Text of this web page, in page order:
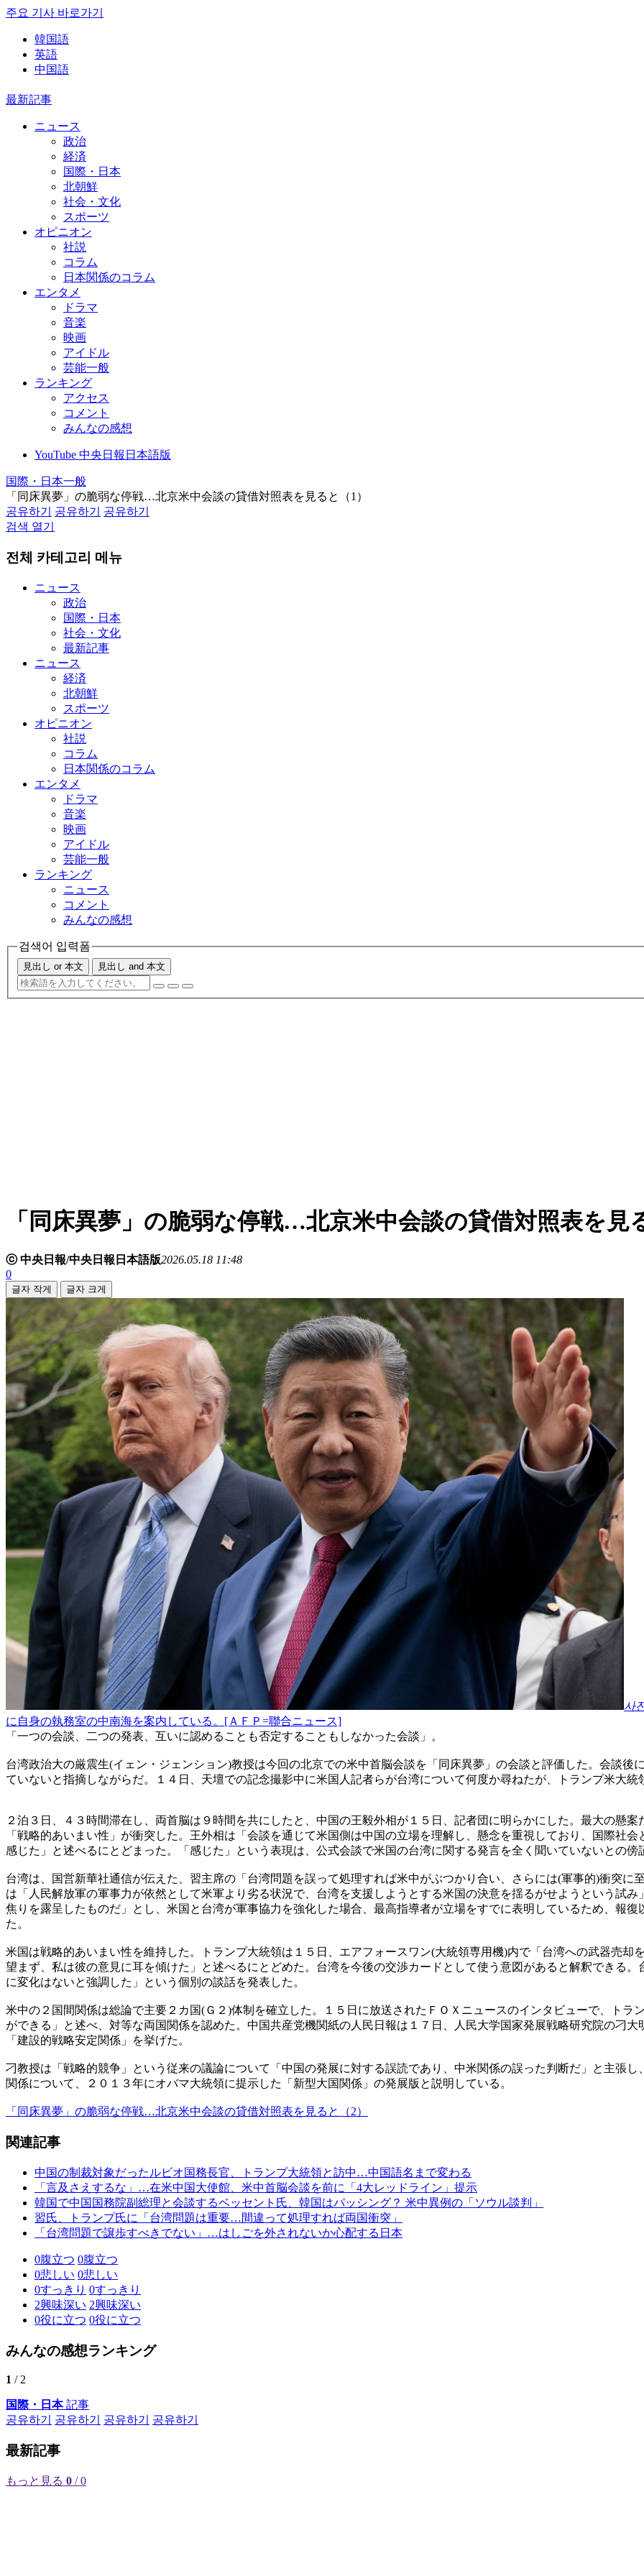
주요 기사 바로가기
韓国語
英語
中国語
最新記事
ニュース
政治
経済
国際・日本
北朝鮮
社会・文化
スポーツ
オピニオン
社説
コラム
日本関係のコラム
エンタメ
ドラマ
音楽
映画
アイドル
芸能一般
ランキング
アクセス
コメント
みんなの感想
YouTube 中央日報日本語版
国際・日本一般
「同床異夢」の脆弱な停戦…北京米中会談の貸借対照表を見ると（1）
공유하기
공유하기
공유하기
검색 열기
전체 카테고리 메뉴
ニュース
政治
国際・日本
社会・文化
最新記事
ニュース
経済
北朝鮮
スポーツ
オピニオン
社説
コラム
日本関係のコラム
エンタメ
ドラマ
音楽
映画
アイドル
芸能一般
ランキング
ニュース
コメント
みんなの感想
검색어 입력폼
見出し or 本文 見出し and 本文
「同床異夢」の脆弱な停戦…北京米中会談の貸借対照表を見
ⓒ 中央日報/中央日報日本語版2026.05.18 11:48
0
글자 작게 글자 크게
사
に自身の執務室の中南海を案内している。[ＡＦＰ=聯合ニュース]
「一つの会談、二つの発表、互いに認めることも否定することもしなかった会談」。
台湾政治大の厳震生(イェン・ジェンション)教授は今回の北京での米中首脳会談を「同床異夢」の会談と評価した。会談
ていないと指摘しながらだ。１４日、天壇での記念撮影中に米国人記者らが台湾について何度か尋ねたが、トランプ米大統
２泊３日、４３時間滞在し、両首脳は９時間を共にしたと、中国の王毅外相が１５日、記者団に明らかにした。最大の懸
「戦略的あいまい性」が衝突した。王外相は「会談を通じて米国側は中国の立場を理解し、懸念を重視しており、国際社
感じた」と述べるにとどまった。「感じた」という表現は、公式会談で米国の台湾に関する発言を全く聞いていないとの傍
台湾は、国営新華社通信が伝えた、習主席の「台湾問題を誤って処理すれば米中がぶつかり合い、さらには(軍事的)衝突
は「人民解放軍の軍事力が依然として米軍より劣る状況で、台湾を支援しようとする米国の決意を揺るがせようという試
焦りを露呈したものだ」とし、米国と台湾が軍事協力を強化した場合、最高指導者が立場をすでに表明しているため、報
た。
米国は戦略的あいまい性を維持した。トランプ大統領は１５日、エアフォースワン(大統領専用機)内で「台湾への武器売却
望まず、私は彼の意見に耳を傾けた」と述べるにとどめた。台湾を今後の交渉カードとして使う意図があると解釈できる
に変化はないと強調した」という個別の談話を発表した。
米中の２国間関係は総論で主要２カ国(Ｇ２)体制を確立した。１５日に放送されたＦＯＸニュースのインタビューで、トラ
ができる」と述べ、対等な両国関係を認めた。中国共産党機関紙の人民日報は１７日、人民大学国家発展戦略研究院の刁
「建設的戦略安定関係」を挙げた。
刁教授は「戦略的競争」という従来の議論について「中国の発展に対する誤読であり、中米関係の誤った判断だ」と主張
関係について、２０１３年にオバマ大統領に提示した「新型大国関係」の発展版と説明している。
「同床異夢」の脆弱な停戦…北京米中会談の貸借対照表を見ると（2）
関連記事
中国の制裁対象だったルビオ国務長官、トランプ大統領と訪中…中国語名まで変わる
「言及さえするな」…在米中国大使館、米中首脳会談を前に「4大レッドライン」提示
韓国で中国国務院副総理と会談するベッセント氏、韓国はパッシング？ 米中異例の「ソウル談判」
習氏、トランプ氏に「台湾問題は重要…間違って処理すれば両国衝突」
「台湾問題で譲歩すべきでない」…はしごを外されないか心配する日本
0腹立つ 0腹立つ
0悲しい 0悲しい
0すっきり 0すっきり
2興味深い 2興味深い
0役に立つ 0役に立つ
みんなの感想ランキング
1 / 2
国際・日本記事
공유하기
공유하기 공유하기 공유하기
最新記事
もっと見る 0 / 0